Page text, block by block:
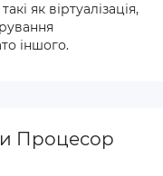
як віртуалізація,
іншого.
Процесор